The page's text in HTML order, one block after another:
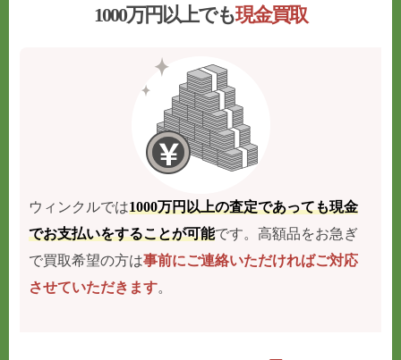
1000万円以上でも現金買取
ウィンクルでは1000万円以上の査定であっても現金
でお支払いをすることが可能です。高額品をお急ぎ
で買取希望の方は事前にご連絡いただければご対応
させていただきます。